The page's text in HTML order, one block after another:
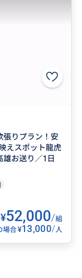
張りプラン！安
えスポット龍虎
雄お送り／1日
¥52,000/組
場合¥13,000/人